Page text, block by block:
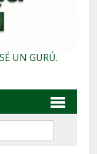
UN GURÚ.